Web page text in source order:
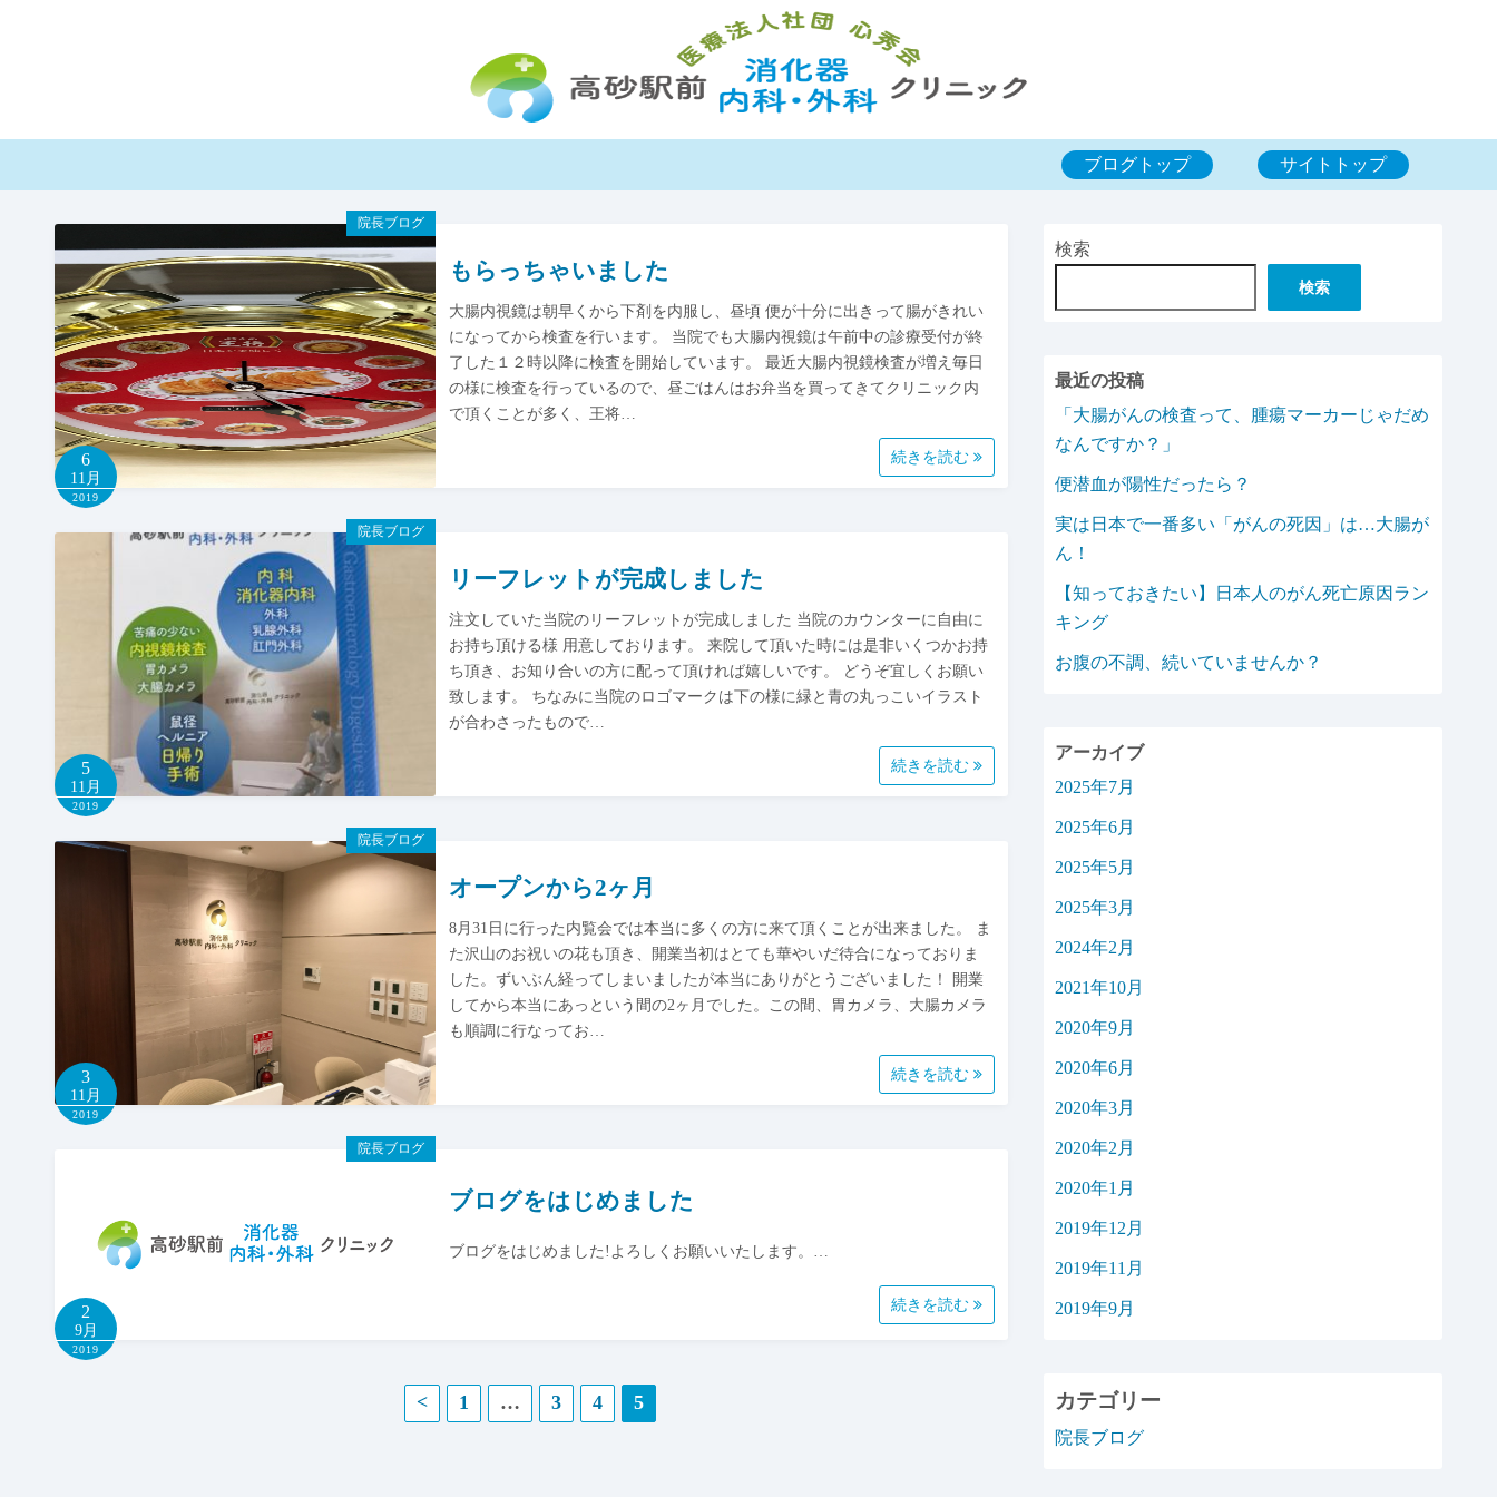
ス
ブログトップ サイトトップ
院長ブログ
6
11月
2019
もらっちゃいました
大腸内視鏡は朝早くから下剤を内服し、昼頃 便が十分に出きって腸がきれい
になってから検査を行います。 当院でも大腸内視鏡は午前中の診療受付が終
了した１２時以降に検査を開始しています。 最近大腸内視鏡検査が増え毎日
の様に検査を行っているので、昼ごはんはお弁当を買ってきてクリニック内
で頂くことが多く、王将…
続きを読む
院長ブログ
5
11月
2019
リーフレットが完成しました
注文していた当院のリーフレットが完成しました 当院のカウンターに自由に
お持ち頂ける様 用意しております。 来院して頂いた時には是非いくつかお持
ち頂き、お知り合いの方に配って頂ければ嬉しいです。 どうぞ宜しくお願い
致します。 ちなみに当院のロゴマークは下の様に緑と青の丸っこいイラスト
が合わさったもので…
続きを読む
院長ブログ
3
11月
2019
オープンから2ヶ月
8月31日に行った内覧会では本当に多くの方に来て頂くことが出来ました。 ま
た沢山のお祝いの花も頂き、開業当初はとても華やいだ待合になっておりま
した。ずいぶん経ってしまいましたが本当にありがとうございました！ 開業
してから本当にあっという間の2ヶ月でした。この間、胃カメラ、大腸カメラ
も順調に行なってお…
続きを読む
院長ブログ
2
9月
2019
ブログをはじめました
ブログをはじめました!よろしくお願いいたします。…
続きを読む
< 1 … 3 4 5
検索
検索
最近の投稿
「大腸がんの検査って、腫瘍マーカーじゃだめ
なんですか？」
便潜血が陽性だったら？
実は日本で一番多い「がんの死因」は…大腸が
ん！
【知っておきたい】日本人のがん死亡原因ラン
キング
お腹の不調、続いていませんか？
アーカイブ
2025年7月
2025年6月
2025年5月
2025年3月
2024年2月
2021年10月
2020年9月
2020年6月
2020年3月
2020年2月
2020年1月
2019年12月
2019年11月
2019年9月
カテゴリー
院長ブログ